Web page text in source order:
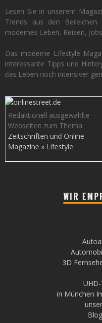
Lesen Sie in unserem
Trends aus den Bereichen
modernes Leben, Reisen,
Das moderne Lifestyle
interessante Tipps und
das Leben noch intensiver
Redaktionell ausgewählte
Webseiten zum Thema:
Zeitschriften und Online-
Magazine » Lifestyle
WIR
3D
in München